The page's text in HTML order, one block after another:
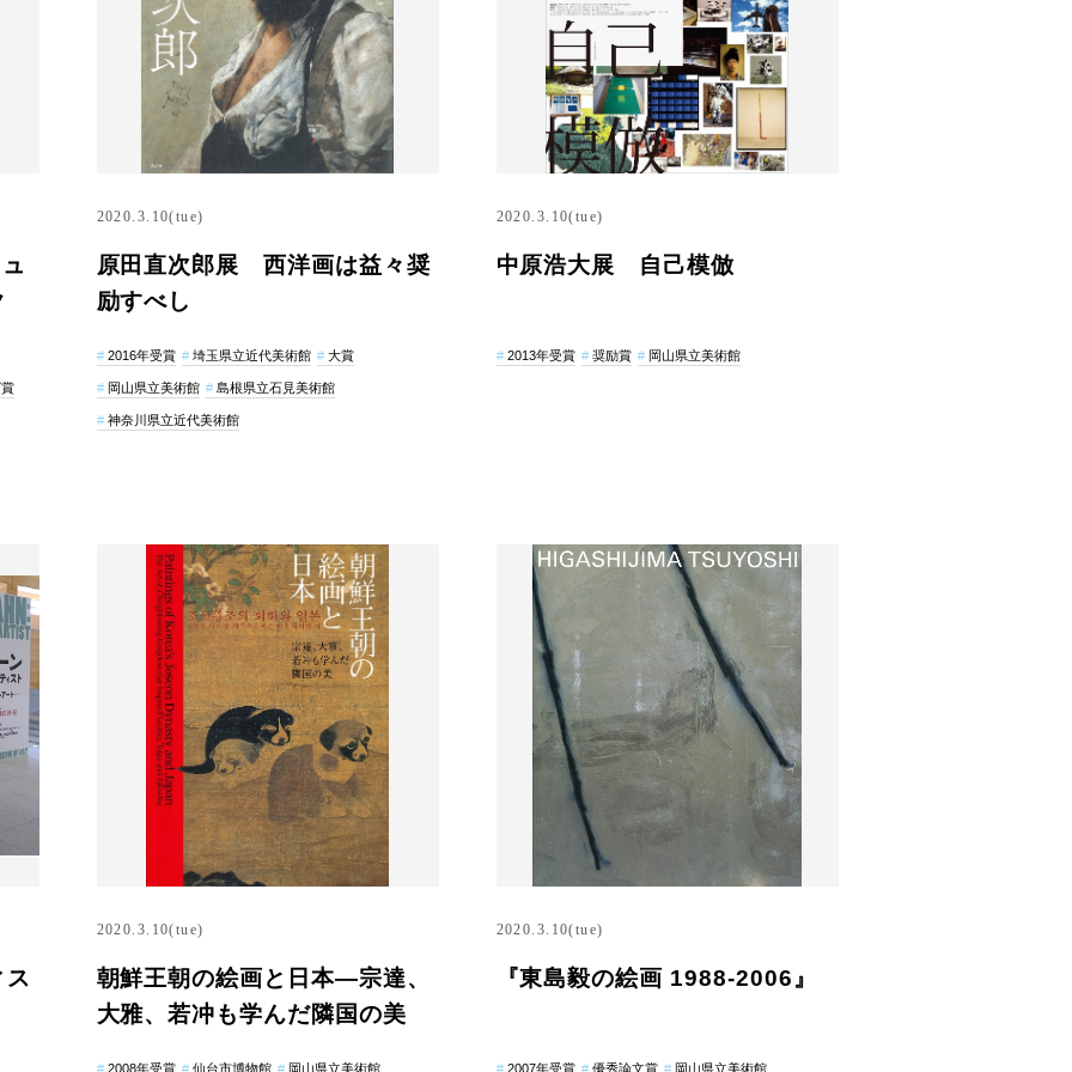
2020.3.10(tue)
原田直次郎展 西洋画は益々奨
励すべし
2016年受賞 埼玉県立近代美術館 大賞
岡山県立美術館 島根県立石見美術館
神奈川県立近代美術館
2020.3.10(tue)
中原浩大展 自己模倣
2013年受賞 奨励賞 岡山県立美術館
ス
2020.3.10(tue)
朝鮮王朝の絵画と日本―宗達、
大雅、若冲も学んだ隣国の美
2008年受賞 仙台市博物館 岡山県立美術館
2020.3.10(tue)
『東島毅の絵画 1988-2006』
2007年受賞 優秀論文賞 岡山県立美術館